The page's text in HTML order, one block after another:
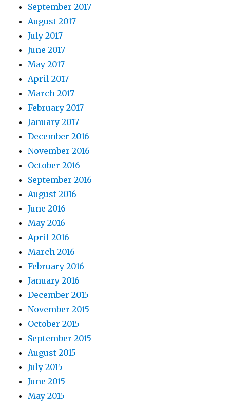
September 2017
August 2017
July 2017
June 2017
May 2017
April 2017
March 2017
February 2017
January 2017
December 2016
November 2016
October 2016
September 2016
August 2016
June 2016
May 2016
April 2016
March 2016
February 2016
January 2016
December 2015
November 2015
October 2015
September 2015
August 2015
July 2015
June 2015
May 2015